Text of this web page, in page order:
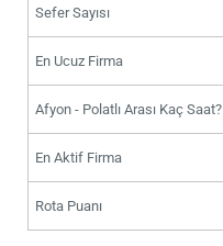
Sefer Sayısı
En Ucuz Firma
Afyon - Polatlı Arası Kaç Saat?
En Aktif Firma
Rota Puanı